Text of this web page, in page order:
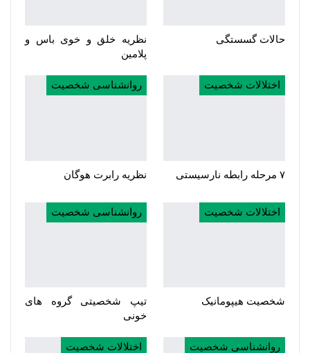
حالات گسستگی
نظریه خلق و خوی باس و
پلامین
اختلالات شخصیت
۷ مرحله رابطه نارسیستی
روانشناسی شخصیت
نظریه رابرت هوگان
اختلالات شخصیت
شخصیت هیپومانیک
روانشناسی شخصیت
تیپ شخصیتی گروه های
خونی
روانشناسی شخصیت اختلالات شخصیت